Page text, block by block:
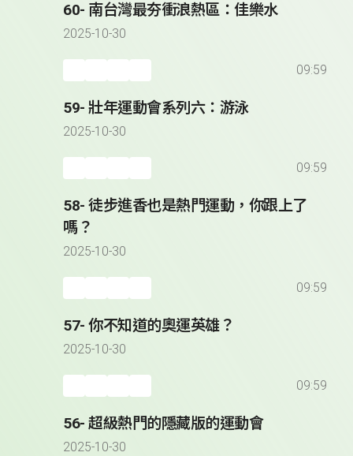
60- 南台灣最夯衝浪熱區：佳樂水
2025-10-30
09:59
59- 壯年運動會系列六：游泳
2025-10-30
09:59
58- 徒步進香也是熱門運動，你跟上了
嗎？
2025-10-30
09:59
57- 你不知道的奧運英雄？
2025-10-30
09:59
56- 超級熱門的隱藏版的運動會
2025-10-30